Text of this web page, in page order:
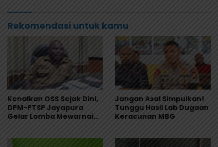
Rekomendasi untuk kamu
Kenalkan OSS Sejak Dini,
DPM-PTSP Jayapura
Gelar Lomba Mewarnai
Jangan Asal Simpulkan!
Tunggu Hasil Lab Dugaan
Keracunan MBG